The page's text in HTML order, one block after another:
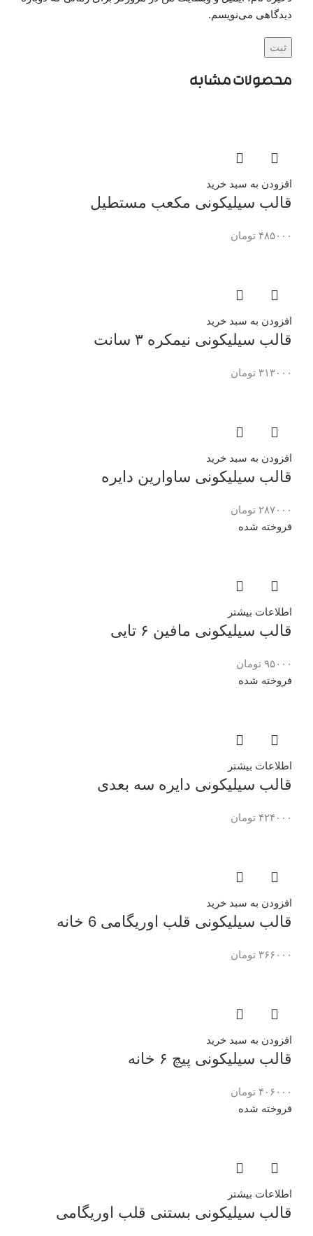
دیدگاهی می‌نویسم.
محصولات مشابه
افزودن به سبد خرید
قالب سیلیکونی مکعب مستطیل
۴۸۵۰۰۰ تومان
افزودن به سبد خرید
قالب سیلیکونی نیمکره ۳ سانت
۳۱۳۰۰۰ تومان
افزودن به سبد خرید
قالب سیلیکونی ساوارین دایره
۲۸۷۰۰۰ تومان
فروخته شده
اطلاعات بیشتر
قالب سیلیکونی مافین ۶ تایی
۹۵۰۰۰ تومان
فروخته شده
اطلاعات بیشتر
قالب سیلیکونی دایره سه بعدی
۴۲۴۰۰۰ تومان
افزودن به سبد خرید
قالب سیلیکونی قلب اوریگامی 6 خانه
۳۶۶۰۰۰ تومان
افزودن به سبد خرید
قالب سیلیکونی پیچ ۶ خانه
۴۰۶۰۰۰ تومان
فروخته شده
اطلاعات بیشتر
قالب سیلیکونی بستنی قلب اوریگامی